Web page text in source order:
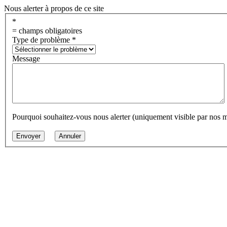
Nous alerter à propos de ce site
*
= champs obligatoires
Type de problème *
Message
Pourquoi souhaitez-vous nous alerter (uniquement visible par nos